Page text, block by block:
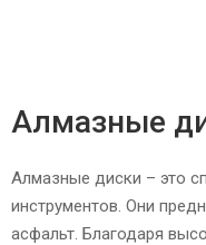
Алмазные
Алмазные диски – это
инструментов. Они
асфальт. Благодаря